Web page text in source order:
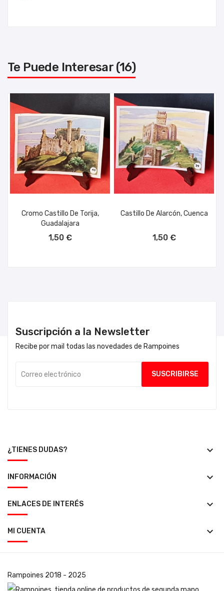
Te Puede Interesar (16)
Cromo Castillo De Torija,
Guadalajara
1,50 €
Castillo De Alarcón, Cuenca
1,50 €
Suscripción a la Newsletter
Recibe por mail todas las novedades de Rampoines
¿TIENES DUDAS? keyboard_arrow_down
INFORMACIÓN keyboard_arrow_down
ENLACES DE INTERÉS keyboard_arrow_down
MI CUENTA keyboard_arrow_down
Rampoines 2018 - 2025